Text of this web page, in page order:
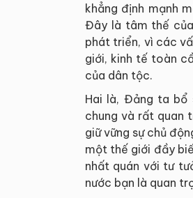
khẳng định mạnh
Đây là tâm thế
phát triển, vì các
giới, kinh tế toàn
của dân tộc.
Hai là, Đảng ta bổ
chung và rất quan
giữ vững sự chủ
một thế giới đầy
nhất quán với tư
nước bạn là quan